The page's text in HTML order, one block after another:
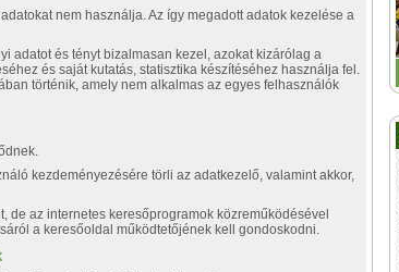
nem használja. Az így megadott adatok kezelése a
adatot és tényt bizalmasan kezel, azokat kizárólag a
és saját kutatás, statisztika készítéséhez használja fel.
történik, amely nem alkalmas az egyes felhasználók
kezdeményezésére törli az adatkezelő, valamint akkor,
de az internetes keresőprogramok közreműködésével
a keresőoldal működtetőjének kell gondoskodni.